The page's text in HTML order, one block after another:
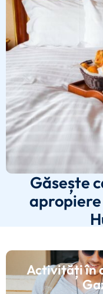
Găsește
apropiere
Activități în